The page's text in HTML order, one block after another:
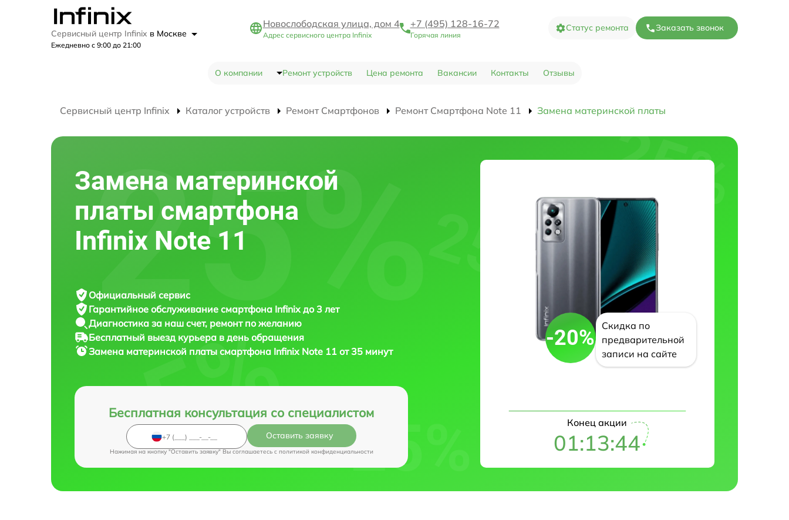
Сервисный центр Infinix в Москве
Ежедневно с 9:00 до 21:00
Новослободская улица, дом 4
Адрес сервисного центра Infinix
+7 (495) 128-16-72
Горячая линия
Статус ремонта Заказать звонок
О компании Ремонт устройств Цена ремонта Вакансии Контакты Отзывы
Сервисный центр Infinix Каталог устройств Ремонт Смартфонов Ремонт Смартфона Note 11 Замена материнской платы
Замена материнской
платы смартфона
Infinix Note 11
Официальный сервис
Гарантийное обслуживание смартфона Infinix до 3 лет
Диагностика за наш счет, ремонт по желанию
Бесплатный выезд курьера в день обращения
Замена материнской платы смартфона Infinix Note 11 от 35 минут
Бесплатная консультация со специалистом
Оставить заявку
Нажимая на кнопку "Оставить заявку" Вы соглашаетесь c политикой конфиденциальности
-20%
Скидка по
предварительной
записи на сайте
Конец акции
01:13:43